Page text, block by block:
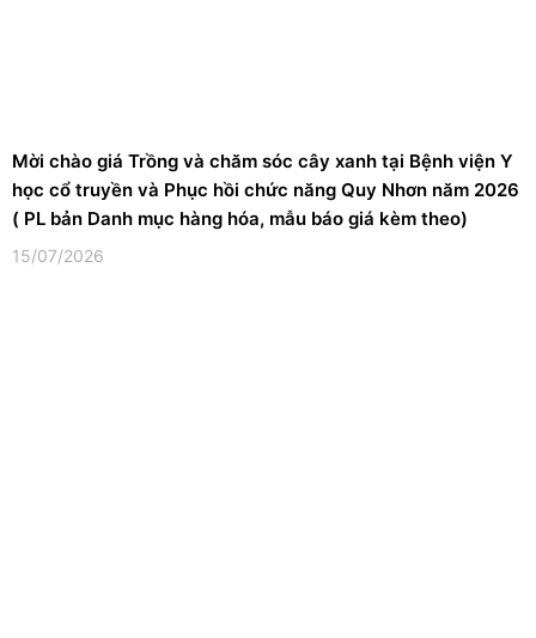
Mời chào giá Trồng và chăm sóc cây xanh tại Bệnh viện Y
học cổ truyền và Phục hồi chức năng Quy Nhơn năm 2026
( PL bản Danh mục hàng hóa, mẫu báo giá kèm theo)
15/07/2026